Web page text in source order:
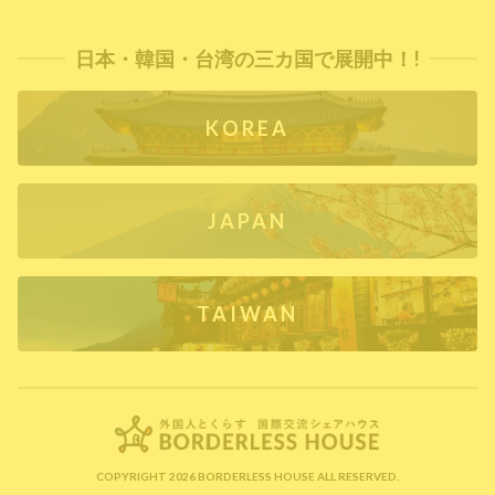
日本・韓国・台湾の三カ国で展開中！!
KOREA
JAPAN
TAIWAN
COPYRIGHT 2026 BORDERLESS HOUSE ALL RESERVED.